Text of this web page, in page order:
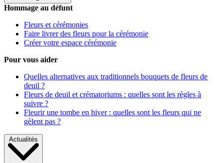
Hommage au défunt
Fleurs et cérémonies
Faire livrer des fleurs pour la cérémonie
Créer votre espace cérémonie
Pour vous aider
Quelles alternatives aux traditionnels bouquets de fleurs de
deuil ?
Fleurs de deuil et crématoriums : quelles sont les règles à
suivre ?
Fleurir une tombe en hiver : quelles sont les fleurs qui ne
gèlent pas ?
Actualités